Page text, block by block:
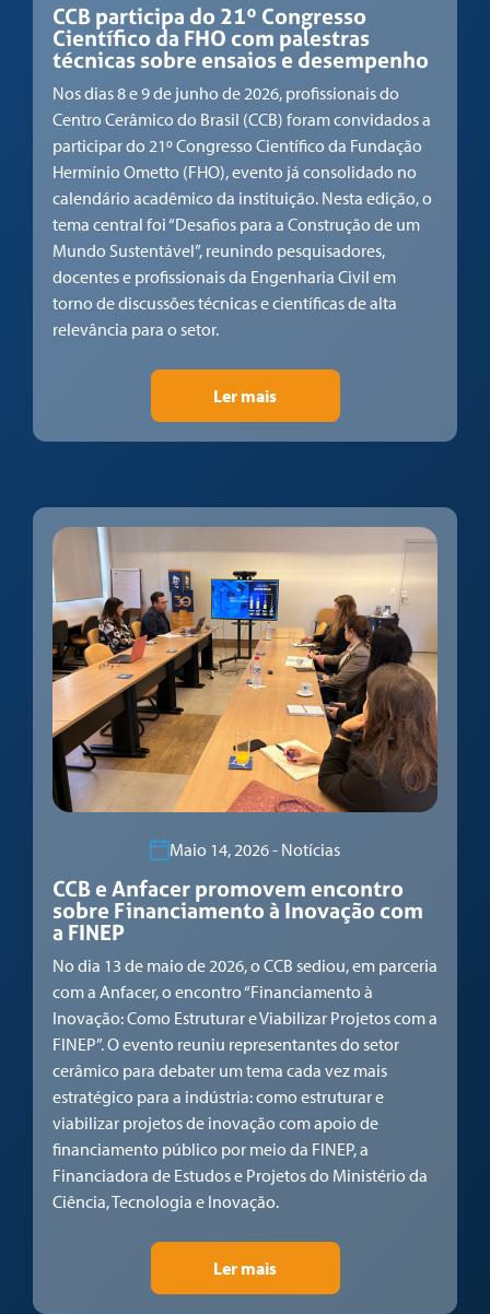
CCB participa do 21º Congresso
Científico da FHO com palestras
técnicas sobre ensaios e desempenho
Nos dias 8 e 9 de junho de 2026, profissionais do
Centro Cerâmico do Brasil (CCB) foram convidados a
participar do 21º Congresso Científico da Fundação
Hermínio Ometto (FHO), evento já consolidado no
calendário acadêmico da instituição. Nesta edição, o
tema central foi “Desafios para a Construção de um
Mundo Sustentável”, reunindo pesquisadores,
docentes e profissionais da Engenharia Civil em
torno de discussões técnicas e científicas de alta
relevância para o setor.
Ler mais
Maio 14, 2026 - Notícias
CCB e Anfacer promovem encontro
sobre Financiamento à Inovação com
a FINEP
No dia 13 de maio de 2026, o CCB sediou, em parceria
com a Anfacer, o encontro “Financiamento à
Inovação: Como Estruturar e Viabilizar Projetos com a
FINEP”. O evento reuniu representantes do setor
cerâmico para debater um tema cada vez mais
estratégico para a indústria: como estruturar e
viabilizar projetos de inovação com apoio de
financiamento público por meio da FINEP, a
Financiadora de Estudos e Projetos do Ministério da
Ciência, Tecnologia e Inovação.
Ler mais